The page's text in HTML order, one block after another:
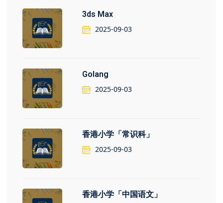
3ds Max
2025-09-03
Golang
2025-09-03
香港小学「常识科」
2025-09-03
香港小学「中国语文」